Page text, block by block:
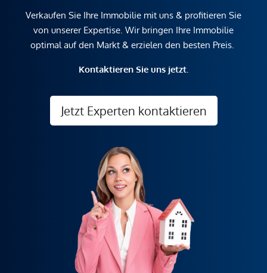
Verkaufen Sie Ihre Immobilie mit uns & profitieren Sie
von unserer Expertise. Wir bringen Ihre Immobilie
optimal auf den Markt & erzielen den besten Preis.
Kontaktieren Sie uns jetzt.
Jetzt Experten kontaktieren